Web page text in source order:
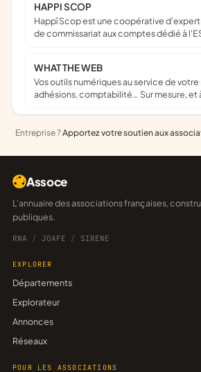
HAPPI SCOP
Happï Scop est une coopérative d’expertise comptable &
de commissariat aux comptes dédié à
WHAT THE WEB
Vos outils numériques au service de votre mission : site web,
adhésions, comptabilité… Sur mesure, et
Entreprise ?Apportez votre soutien aux
Assoce
L'annuaire des associations françaises, construit sur les données
publiques.
RNA / JOAFE / SIRENE
EXPLORER
Départements
Explorateur
Annonces
Réseaux
POUR LES ASSOCIATIONS